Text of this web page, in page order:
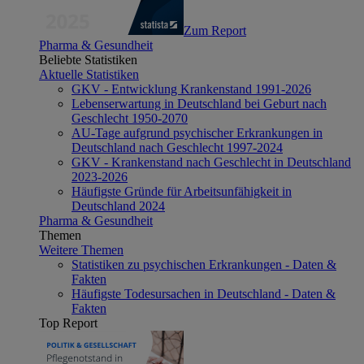
Zum Report
Pharma & Gesundheit
Beliebte Statistiken
Aktuelle Statistiken
GKV - Entwicklung Krankenstand 1991-2026
Lebenserwartung in Deutschland bei Geburt nach
Geschlecht 1950-2070
AU-Tage aufgrund psychischer Erkrankungen in
Deutschland nach Geschlecht 1997-2024
GKV - Krankenstand nach Geschlecht in Deutschland
2023-2026
Häufigste Gründe für Arbeitsunfähigkeit in
Deutschland 2024
Pharma & Gesundheit
Themen
Weitere Themen
Statistiken zu psychischen Erkrankungen - Daten &
Fakten
Häufigste Todesursachen in Deutschland - Daten &
Fakten
Top Report